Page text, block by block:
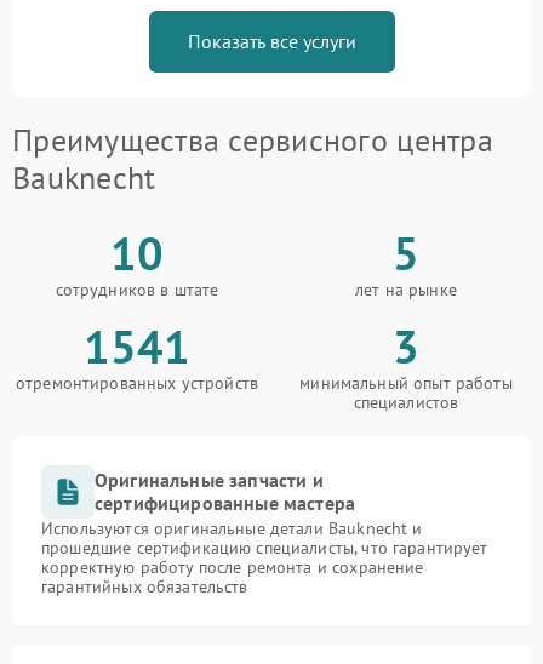
Показать все услуги
Преимущества сервисного центра
Bauknecht
10
сотрудников в штате
5
лет на рынке
1541
отремонтированных устройств
3
минимальный опыт работы
специалистов
Оригинальные запчасти и
сертифицированные мастера
Используются оригинальные детали Bauknecht и
прошедшие сертификацию специалисты, что гарантирует
корректную работу после ремонта и сохранение
гарантийных обязательств